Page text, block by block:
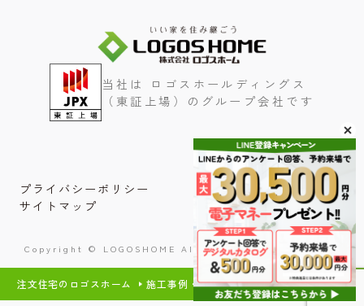
当社は ロゴスホールディングス
（東証上場）のグループ会社です
プライバシーポリシー
サイトマップ
Copyright © LOGOSHOME All Rights Reserved.
注文住宅のロゴスホーム 施工事例・内装事例 GUUUS NATURAL